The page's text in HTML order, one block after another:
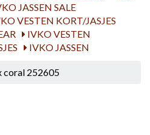
JASSEN SALE
VESTEN KORT/JASJES
IVKO VESTEN
IVKO JASSEN
coral 252605